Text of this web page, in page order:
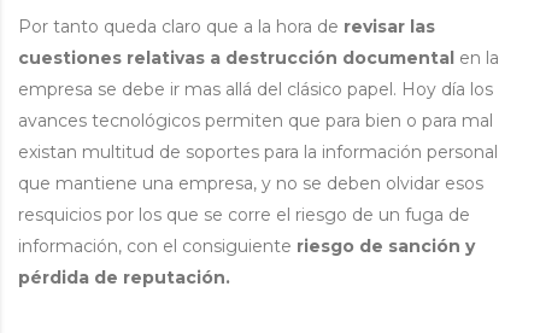
Por tanto queda claro que a la hora de revisar las
cuestiones relativas a destrucción documental en la
empresa se debe ir mas allá del clásico papel. Hoy día los
avances tecnológicos permiten que para bien o para mal
existan multitud de soportes para la información personal
que mantiene una empresa, y no se deben olvidar esos
resquicios por los que se corre el riesgo de un fuga de
información, con el consiguiente riesgo de sanción y
pérdida de reputación.